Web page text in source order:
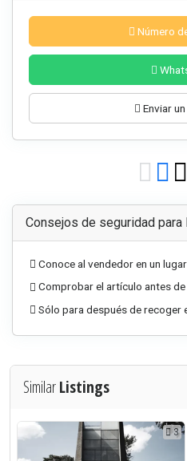
Número
Enviar
Consejos de seguridad
Conoce al vendedor en un
Comprobar el artículo antes
Sólo para después de recoger
SimilarListings
3